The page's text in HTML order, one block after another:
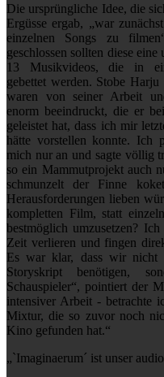
Die ursprüngliche Idee, die
Ergüsse ergab, „war
einzelnen Songs zu
geschlossen sollten diese
13 Musikvideos, die in
gebettet werden. Stobe
waren von seiner Arbeit
enorm beeindruckt, die er
geleistet hat, dass ich mir
hätte vorstellen konnte. Ich
mich nur an und sagte völlig
so ein Mammutprojekt auch
schmunzelt der Finne
Herausforderungen lieben
kompletten Film, statt
bestmöglich umzusetzen?
Zeit verlieren und fingen
Es war klar, dass wir nicht
Storyskript benötigen,
Schauspieler“, pointiert der
intensiver Arbeit - betrachte
Mixtur, die so zuvor noch
Kino gefunden hat.“
„`Imaginaerum´ ist unser